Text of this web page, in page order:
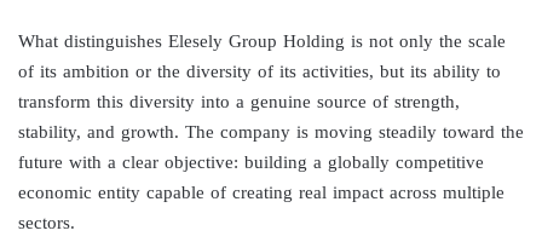
What distinguishes Elesely Group Holding is not only the scale
of its ambition or the diversity of its activities, but its ability to
transform this diversity into a genuine source of strength,
stability, and growth. The company is moving steadily toward the
future with a clear objective: building a globally competitive
economic entity capable of creating real impact across multiple
sectors.